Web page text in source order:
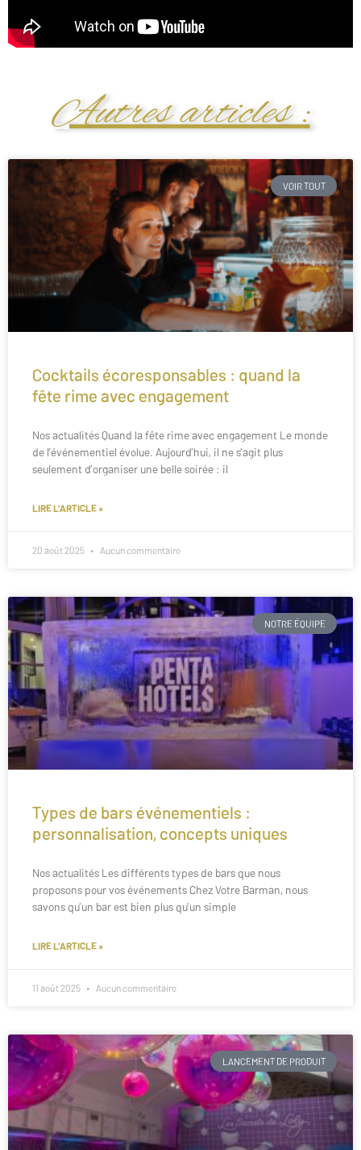
Autres articles :
VOIR TOUT
Cocktails écoresponsables : quand la
fête rime avec engagement
Nos actualités Quand la fête rime avec engagement Le monde
de l’événementiel évolue. Aujourd’hui, il ne s’agit plus
seulement d’organiser une belle soirée : il
LIRE L'ARTICLE »
20 août 2025 Aucun commentaire
NOTRE ÉQUIPE
Types de bars événementiels :
personnalisation, concepts uniques
Nos actualités Les différents types de bars que nous
proposons pour vos événements Chez Votre Barman, nous
savons qu’un bar est bien plus qu’un simple
LIRE L'ARTICLE »
11 août 2025 Aucun commentaire
LANCEMENT DE PRODUIT